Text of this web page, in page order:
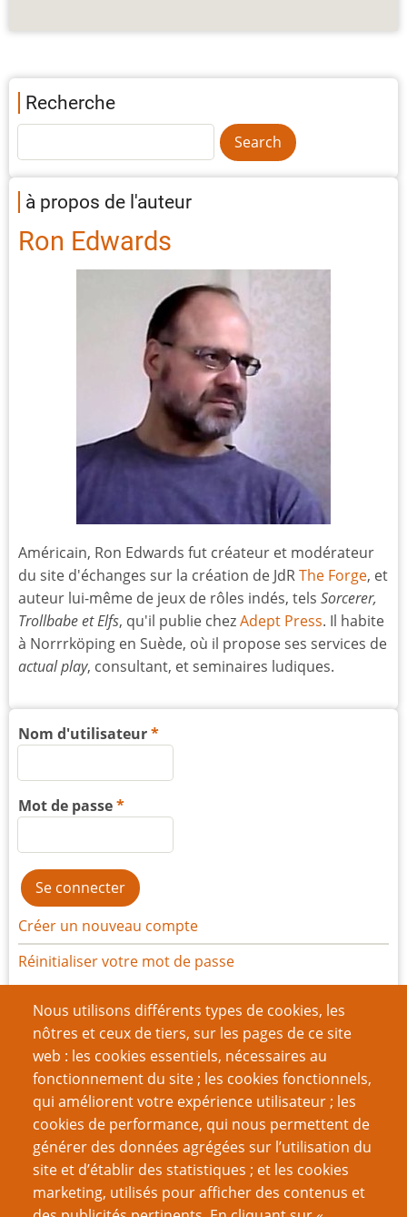
Nous utilisons différents types de cookies, les
nôtres et ceux de tiers, sur les pages de ce site
web : les cookies essentiels, nécessaires au
fonctionnement du site ; les cookies fonctionnels,
qui améliorent votre expérience utilisateur ; les
cookies de performance, qui nous permettent de
générer des données agrégées sur l’utilisation du
site et d’établir des statistiques ; et les cookies
marketing, utilisés pour afficher des contenus et
Recherche
à propos de l'auteur
Ron Edwards
Américain, Ron Edwards fut créateur et modérateur
du site d'échanges sur la création de JdRThe Forge, et
auteur lui-même de jeux de rôles indés, tels Sorcerer,
Trollbabe et Elfs, qu'il publie chezAdept Press. Il habite
à Norrrköping en Suède, où il propose ses services de
actual play, consultant, et seminaires ludiques.
Nom d'utilisateur
Mot de passe
Créer un nouveau compte
Réinitialiser votre mot de passe
Du même auteur
Conversation : cette drogue qu’est l’imagination
Les 4 Etapes de l'action
Un examen sans complaisance de Donjons &
Dragons
Le gâteau piétiné
Les crève-coeurs de la fantasy (Fantasy Heartbrakers)
Encore plus de crève-coeurs de la Fantasy
Le LNS et d'autres sujets de théorie rôliste - Chapitre